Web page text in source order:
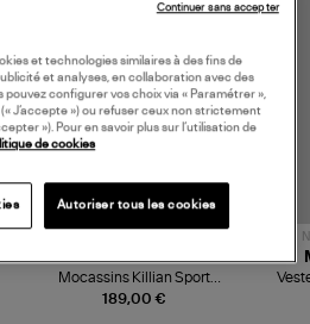
189,00 €
TORAL
Mocassins Killian Sport
Mousse
et technologies similaires à des fins de
et analyses, en collaboration avec des
pouvez configurer vos choix via « Paramétrer »,
J’accepte ») ou refuser ceux non strictement
»). Pour en savoir plus sur l’utilisation de
de cookies
Autoriser tous les cookies
Continuer sans accepter